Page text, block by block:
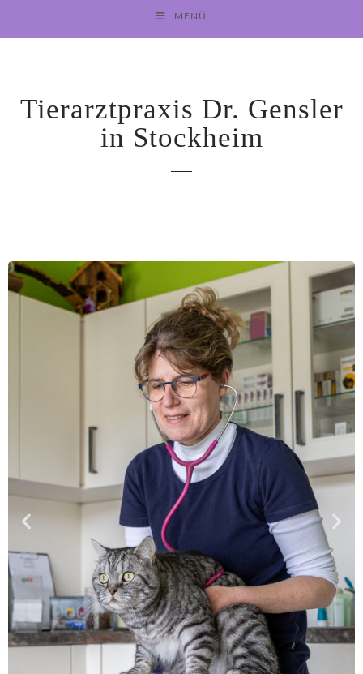
MENÜ
Home
Tierarztpraxis Dr. Gensler
in Stockheim